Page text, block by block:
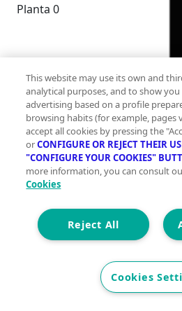
Planta 0
Et. Energética
This website may use its own and
analytical purposes, and to show
advertising based on a profile
browsing habits (for example, pages
accept all cookies by pressing the
orCONFIGURE OR REJECT THEIR
"CONFIGURE YOUR COOKIES"
more information, you can consult
Cookies
Reject All
Cookies